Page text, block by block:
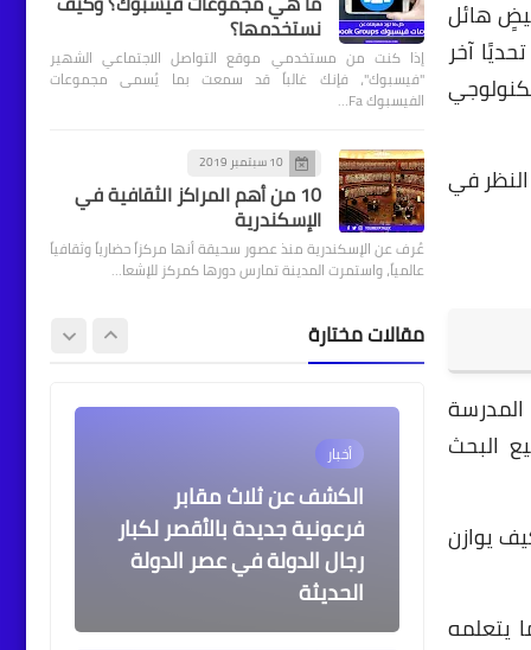
هائل
آخر
في
البحث
يوازن
يتعلمه
نستخدمها؟
إذا كنت من مستخدمي موقع التواصل الاجتماعي الشهير
"فيسبوك"، فإنك غالباً قد سمعت بما يُسمى مجموعات
الفيسبوك Fa…
10 سبتمبر 2019
10 من أهم المراكز الثقافية في
الإسكندرية
عُرف عن الإسكندرية منذ عصور سحيقة أنها مركزاً حضارياً وثقافياً
عالمياً، واستمرت المدينة تمارس دورها كمركز للإشعا…
مقالات مختارة
مجلس أمناء جامعة
الإسكندرية الأهلية يعقد
اجتماعه الثاني
أخبار
خطة استعداد محافظة
الإسكندرية لاستقبال عيد
الأضحى المبارك
أخبار
الكشف عن ثلاث مقابر
فرعونية جديدة بالأقصر لكبار
رجال الدولة في عصر الدولة
الحديثة